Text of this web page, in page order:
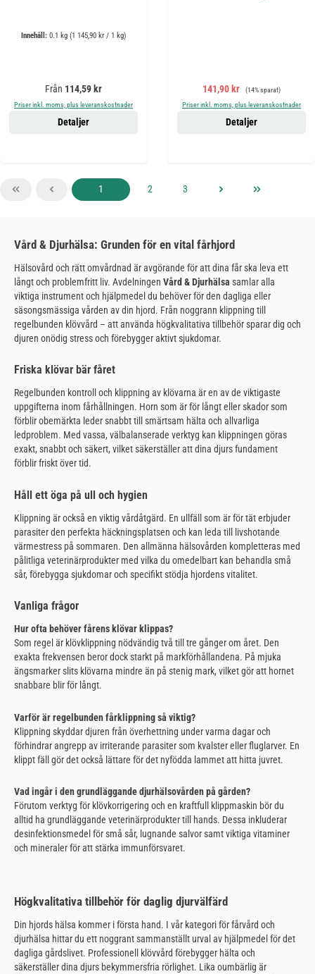
Innehåll: 0.1 kg (1 145,90 kr / 1 kg)
Ordinarie pris:
Från 114,59 kr
Priser inkl. moms, plus leveranskostnader
Detaljer
Försäljningspris:
141,90 kr Ordinarie pris:
(14% sparat)
Priser inkl. moms, plus leveranskostnader
Detaljer
Sida
1 Sida
2 Sida
3
Vård & Djurhälsa: Grunden för en vital fårhjord
Hälsovård och rätt omvårdnad är avgörande för att dina får ska leva ett
långt och problemfritt liv. Avdelningen Vård & Djurhälsa samlar alla
viktiga instrument och hjälpmedel du behöver för den dagliga eller
säsongsmässiga vården av din hjord. Från noggrann klippning till
regelbunden klövvård – att använda högkvalitativa tillbehör sparar dig och
djuren onödig stress och förebygger aktivt sjukdomar.
Friska klövar bär fåret
Regelbunden kontroll och klippning av klövarna är en av de viktigaste
uppgifterna inom fårhållningen. Horn som är för långt eller skador som
förblir obemärkta leder snabbt till smärtsam hälta och allvarliga
ledproblem. Med vassa, välbalanserade verktyg kan klippningen göras
exakt, snabbt och säkert, vilket säkerställer att dina djurs fundament
förblir friskt över tid.
Håll ett öga på ull och hygien
Klippning är också en viktig vårdåtgärd. En ullfäll som är för tät erbjuder
parasiter den perfekta häckningsplatsen och kan leda till livshotande
värmestress på sommaren. Den allmänna hälsovården kompletteras med
pålitliga veterinärprodukter med vilka du omedelbart kan behandla små
sår, förebygga sjukdomar och specifikt stödja hjordens vitalitet.
Vanliga frågor
Hur ofta behöver fårens klövar klippas?
Som regel är klövklippning nödvändig två till tre gånger om året. Den
exakta frekvensen beror dock starkt på markförhållandena. På mjuka
ängsmarker slits klövarna mindre än på stenig mark, vilket gör att hornet
snabbare blir för långt.
Varför är regelbunden fårklippning så viktig?
Klippning skyddar djuren från överhettning under varma dagar och
förhindrar angrepp av irriterande parasiter som kvalster eller fluglarver. En
klippt fäll gör det också lättare för det nyfödda lammet att hitta juvret.
Vad ingår i den grundläggande djurhälsovården på gården?
Förutom verktyg för klövkorrigering och en kraftfull klippmaskin bör du
alltid ha grundläggande veterinärprodukter till hands. Dessa inkluderar
desinfektionsmedel för små sår, lugnande salvor samt viktiga vitaminer
och mineraler för att stärka immunförsvaret.
Högkvalitativa tillbehör för daglig djurvälfärd
Din hjords hälsa kommer i första hand. I vår kategori för fårvård och
djurhälsa hittar du ett noggrant sammanställt urval av hjälpmedel för det
dagliga gårdslivet. Professionell klövvård förebygger hälta och
säkerställer dina djurs bekymmersfria rörlighet. Lika oumbärlig är